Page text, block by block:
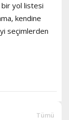
bir yol listesi
kendine
seçimlerden
Tümü